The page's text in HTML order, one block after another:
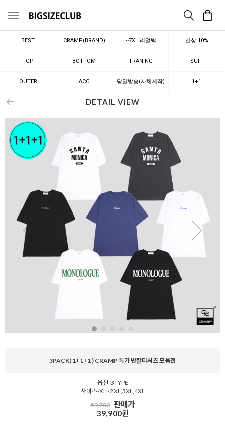
메뉴
BEST CRAMP(BRAND) ~7XL 리얼빅 신상 10%
TOP BOTTOM TRANING SUIT
OUTER ACC 당일발송(자체제작) 1+1
DETAIL VIEW
3PACK( 1+1+1 ) CRAMP 특가 반팔티셔츠 모음전
옵션-3TYPE
사이즈-XL~2XL,3XL,4XL
59,700 판매가
39,900원